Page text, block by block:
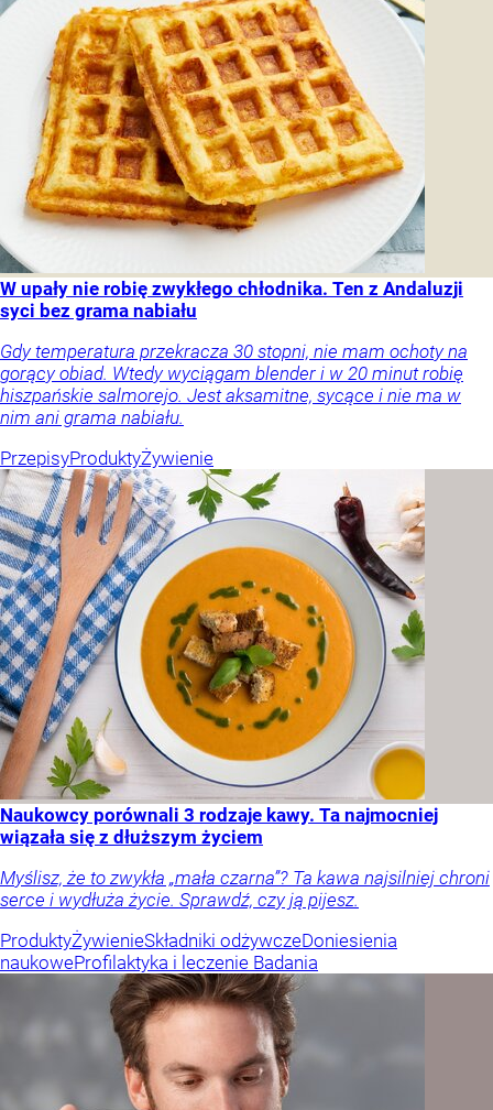
W upały nie robię zwykłego chłodnika. Ten z Andaluzji
syci bez grama nabiału
Gdy temperatura przekracza 30 stopni, nie mam ochoty na
gorący obiad. Wtedy wyciągam blender i w 20 minut robię
hiszpańskie salmorejo. Jest aksamitne, sycące i nie ma w
nim ani grama nabiału.
PrzepisyProduktyŻywienie
Naukowcy porównali 3 rodzaje kawy. Ta najmocniej
wiązała się z dłuższym życiem
Myślisz, że to zwykła „mała czarna”? Ta kawa najsilniej chroni
serce i wydłuża życie. Sprawdź, czy ją pijesz.
ProduktyŻywienieSkładniki odżywczeDoniesienia
naukoweProfilaktyka i leczenie Badania